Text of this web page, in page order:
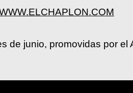
de junio, promovidas por